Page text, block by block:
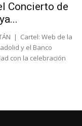
Concierto de
| Cartel: Web de la
y el Banco
con la celebración